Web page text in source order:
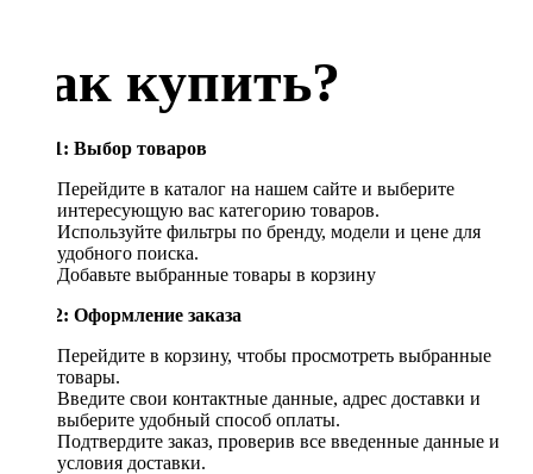
Как купить?
Шаг 1: Выбор товаров
Перейдите в каталог на нашем сайте и выберите
интересующую вас категорию товаров.
Используйте фильтры по бренду, модели и цене для
удобного поиска.
Добавьте выбранные товары в корзину
Шаг 2: Оформление заказа
Перейдите в корзину, чтобы просмотреть выбранные
товары.
Введите свои контактные данные, адрес доставки и
выберите удобный способ оплаты.
Подтвердите заказ, проверив все введенные данные и
условия доставки.